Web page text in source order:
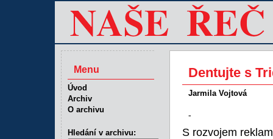
Dentujte s
Jarmila Vojtová
-
S rozvojem
Menu
Úvod
Archiv
O archivu
Hledání v archivu: